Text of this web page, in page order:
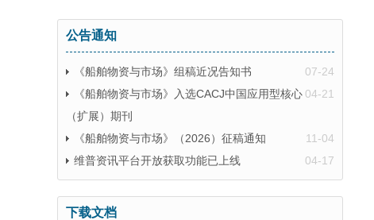
公告通知
07-24
《船舶物资与市场》组稿近况告知书
04-21
《船舶物资与市场》入选CACJ中国应用型核心
（扩展）期刊
11-04
《船舶物资与市场》（2026）征稿通知
04-17
维普资讯平台开放获取功能已上线
下载文档